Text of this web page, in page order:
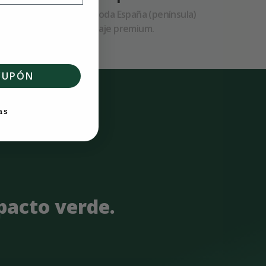
24–48h a toda España (península)
con embalaje premium.
verde.